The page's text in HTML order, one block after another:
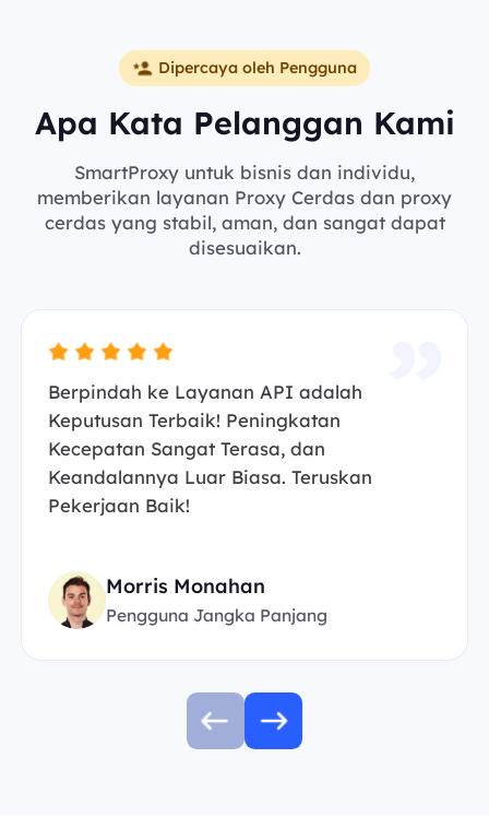
Dipercaya oleh Pengguna
Apa Kata Pelanggan Kami
SmartProxy untuk bisnis dan individu,
memberikan layanan Proxy Cerdas dan proxy
cerdas yang stabil, aman, dan sangat dapat
disesuaikan.
Berpindah ke Layanan API adalah
Keputusan Terbaik! Peningkatan
Kecepatan Sangat Terasa, dan
Keandalannya Luar Biasa. Teruskan
Pekerjaan Baik!
Morris Monahan
Pengguna Jangka Panjang